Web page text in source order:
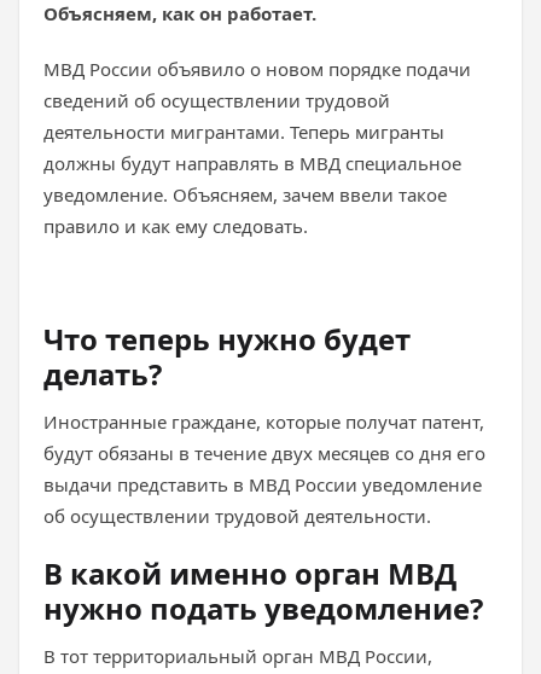
Объясняем, как он работает.
МВД России объявило о новом порядке подачи
сведений об осуществлении трудовой
деятельности мигрантами. Теперь мигранты
должны будут направлять в МВД специальное
уведомление. Объясняем, зачем ввели такое
правило и как ему следовать.
Что теперь нужно будет
делать?
Иностранные граждане, которые получат патент,
будут обязаны в течение двух месяцев со дня его
выдачи представить в МВД России уведомление
об осуществлении трудовой деятельности.
В какой именно орган МВД
нужно подать уведомление?
В тот территориальный орган МВД России,